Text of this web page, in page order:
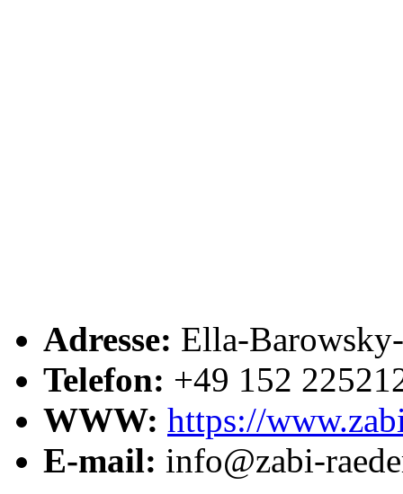
Adresse: Ella-
Telefon: +49 152
WWW: https://
E-mail: info@zabi-